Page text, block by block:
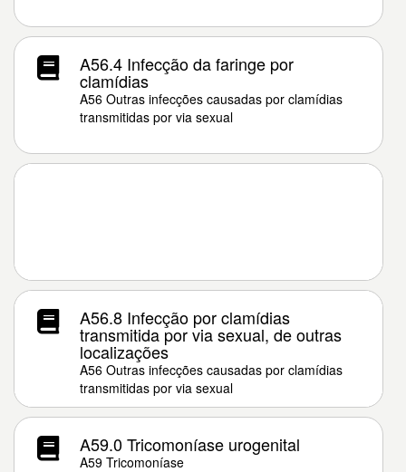
A56.4 Infecção da faringe por
clamídias
A56 Outras infecções causadas por clamídias
transmitidas por via sexual
A56.8 Infecção por clamídias
transmitida por via sexual, de outras
localizações
A56 Outras infecções causadas por clamídias
transmitidas por via sexual
A59.0 Tricomoníase urogenital
A59 Tricomoníase